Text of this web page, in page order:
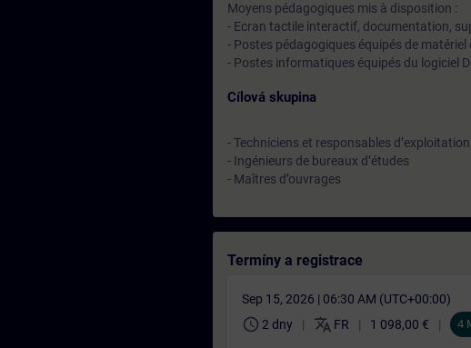
Moyens pédagogiques mis à disposition :
- Ecran tactile interactif, documentation,
- Postes pédagogiques équipés de matériel
- Postes informatiques équipés du logiciel
Cílová skupina
- Techniciens et responsables
- Ingénieurs de bureaux d’études
- Maîtres d’ouvrages
Termíny a registrace
Sep 15, 2026 | 06:30 AM (UTC+00:00)
schedule 2 dny translate FR 1 098,00 € 4